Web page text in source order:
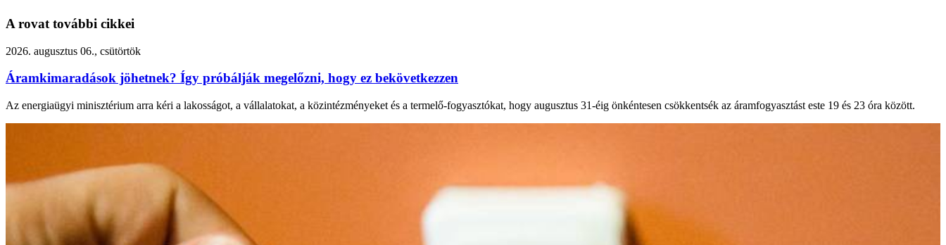
A rovat további cikkei
2026. augusztus 06., csütörtök
Áramkimaradások jöhetnek? Így próbálják megelőzni, hogy ez bekövetkezzen
Az energiaügyi minisztérium arra kéri a lakosságot, a vállalatokat, a közintézményeket és a termelő-fogyasztókat, hogy augusztus 31-éig önkéntesen csökkentsék az áramfogyasztást este 19 és 23 óra között.